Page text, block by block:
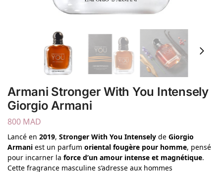
Armani Stronger With You Intensely
Giorgio Armani
800 MAD
Lancé en 2019, Stronger With You Intensely de Giorgio
Armani est un parfum oriental fougère pour homme, pensé
pour incarner la force d’un amour intense et magnétique.
Cette fragrance masculine s’adresse aux hommes